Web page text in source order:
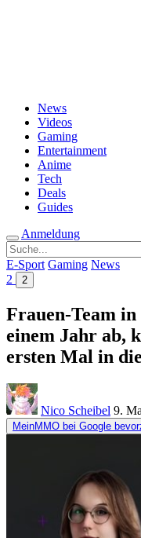
News
Videos
Gaming
Entertainment
Anime
Tech
Deals
Guides
Anmeldung
Suche
nach:
E-Sport Gaming News
2
2
Frauen-Team
einem Jahr ab,
ersten Mal in
Nico Scheibel 9.
MeinMMO bei Google